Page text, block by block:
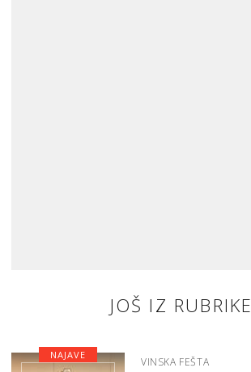
JOŠ IZ RUBRIKE
VINSKA FEŠTA
NAJAVE